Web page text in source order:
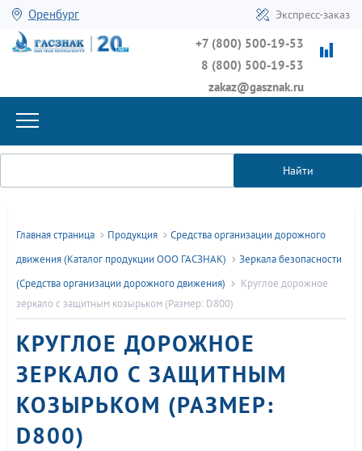
Оренбург Экспресс-заказ
+7 (800) 500-19-53
8 (800) 500-19-53
zakaz@gasznak.ru
Найти
Главная страница Продукция
Средства организации дорожного
движения (Каталог продукции ООО ГАСЗНАК)
Зеркала безопасности
(Средства организации дорожного движения)
Круглое дорожное
зеркало с защитным козырьком (Размер: D800)
КРУГЛОЕ ДОРОЖНОЕ
ЗЕРКАЛО С ЗАЩИТНЫМ
КОЗЫРЬКОМ (РАЗМЕР:
D800)